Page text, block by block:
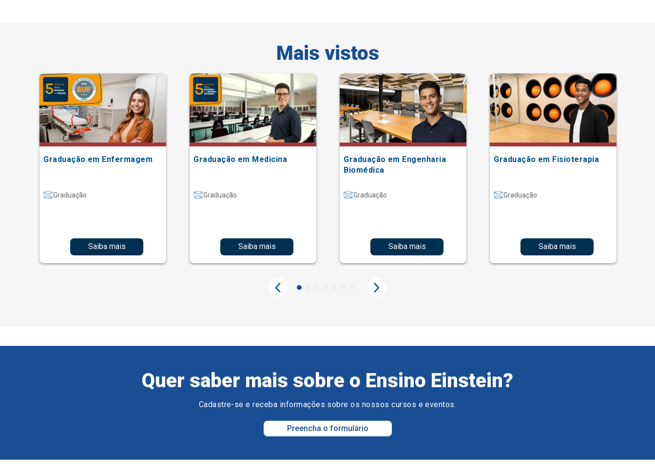
Mais vistos
Graduação em Enfermagem
Graduação
Saiba mais
Graduação em Medicina
Graduação
Saiba mais
Graduação em Engenharia
Biomédica
Graduação
Saiba mais
Graduação em Fisioterapia
Graduação
Saiba mais
Quer saber mais sobre o Ensino Einstein?
Cadastre-se e receba informações sobre os nossos cursos e eventos.
Preencha o formulário